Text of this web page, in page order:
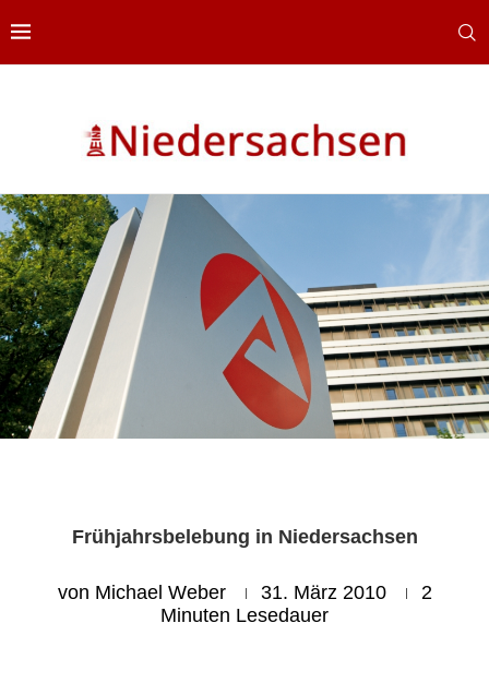
Frühjahrsbelebung in Niedersachsen
von Michael Weber 31. März 2010
2
Minuten Lesedauer